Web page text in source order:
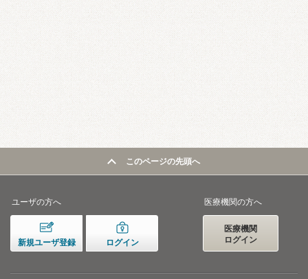
このページの先頭へ
ユーザの方へ
新規ユーザ登録 ログイン
医療機関の方へ
医療機関
ログイン